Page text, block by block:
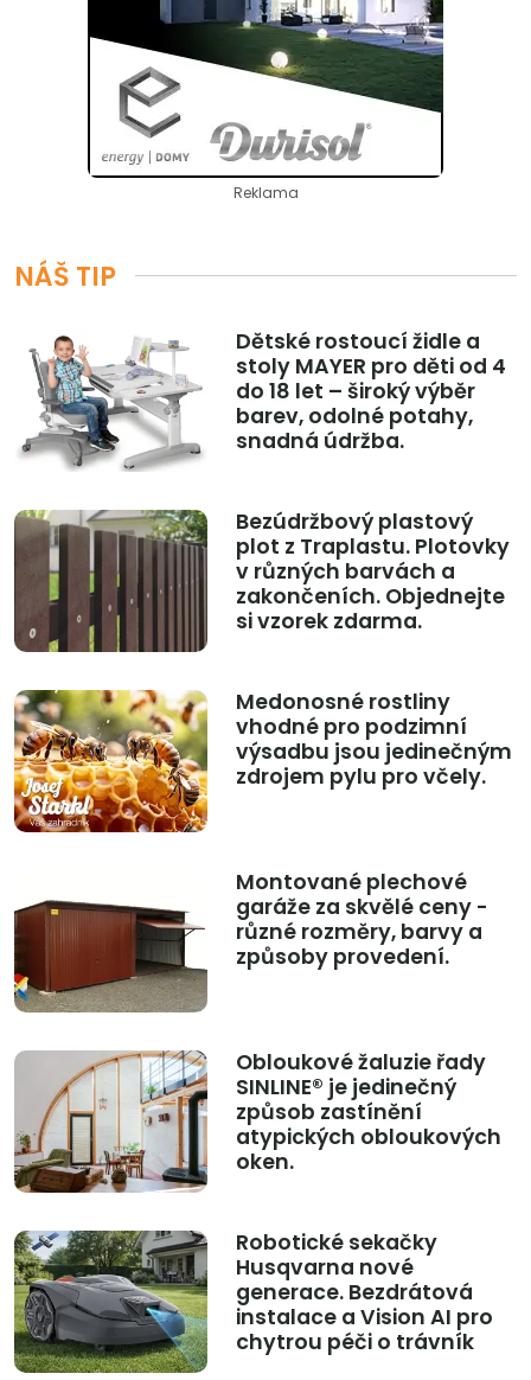
Reklama
NÁŠ TIP
Dětské rostoucí židle a
stoly MAYER pro děti od 4
do 18 let – široký výběr
barev, odolné potahy,
snadná údržba.
Bezúdržbový plastový
plot z Traplastu. Plotovky
v různých barvách a
zakončeních. Objednejte
si vzorek zdarma.
Medonosné rostliny
vhodné pro podzimní
výsadbu jsou jedinečným
zdrojem pylu pro včely.
Montované plechové
garáže za skvělé ceny -
různé rozměry, barvy a
způsoby provedení.
Obloukové žaluzie řady
SINLINE® je jedinečný
způsob zastínění
atypických obloukových
oken.
Robotické sekačky
Husqvarna nové
generace. Bezdrátová
instalace a Vision AI pro
chytrou péči o trávník